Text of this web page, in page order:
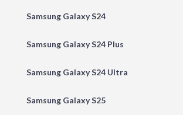
Samsung Galaxy S24
Samsung Galaxy S24 Plus
Samsung Galaxy S24 Ultra
Samsung Galaxy S25